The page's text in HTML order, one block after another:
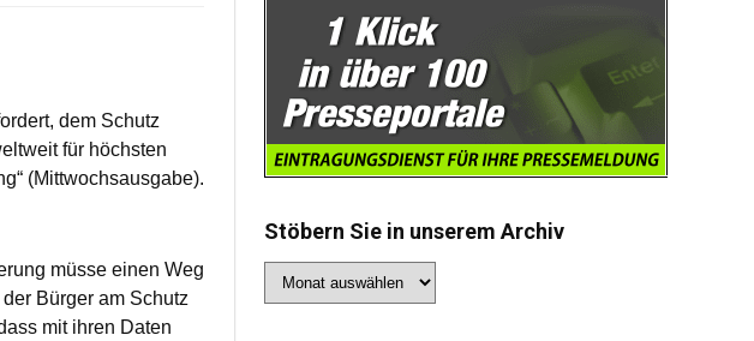
dem Schutz
für höchsten
(Mittwochsausgabe).
müsse einen Weg
Bürger am Schutz
mit ihren Daten
Stöbern Sie in unserem Archiv
Sie